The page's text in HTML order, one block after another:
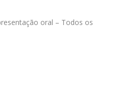
oral – Todos os